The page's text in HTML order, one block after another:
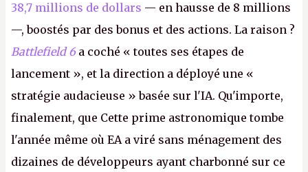
38,7 millions de dollars — en hausse de 8 millions
—, boostés par des bonus et des actions. La raison ?
Battlefield 6 a coché « toutes ses étapes de
lancement », et la direction a déployé une «
stratégie audacieuse » basée sur l'IA. Qu'importe,
finalement, que Cette prime astronomique tombe
l'année même où EA a viré sans ménagement des
dizaines de développeurs ayant charbonné sur ce